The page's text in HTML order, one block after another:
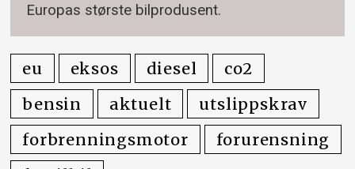
Europas største bilprodusent.
eu eksos diesel
co2
bensin
aktuelt
utslippskrav
forbrenningsmotor
forurensning